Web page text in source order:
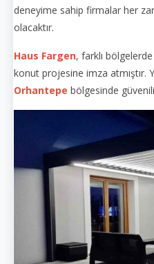
deneyime sahip firmalar her
olacaktır.
Haus Fargen, farklı
konut projesine imza atmıştır.
Orhantepe bölgesinde